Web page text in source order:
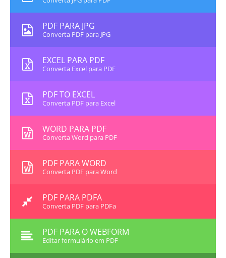
PDF PARA JPG
Converta PDF para JPG
EXCEL PARA PDF
Converta Excel para PDF
PDF TO EXCEL
Converta PDF para Excel
WORD PARA PDF
Converta Word para PDF
PDF PARA WORD
Converta PDF para Word
PDF PARA PDFA
Converta PDF para PDFa
PDF PARA O WEBFORM
Editar formulário em PDF